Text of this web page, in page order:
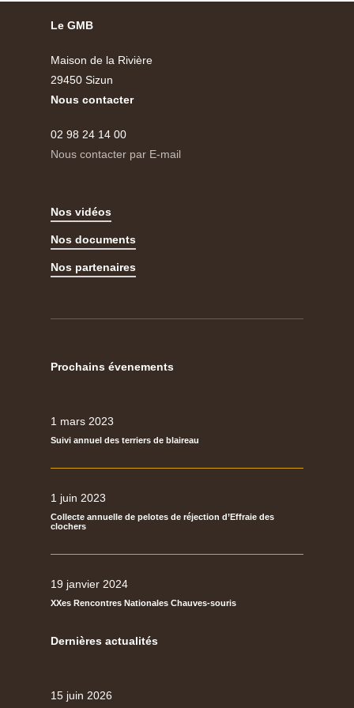
Le GMB
Maison de la Rivière
29450 Sizun
Nous contacter
02 98 24 14 00
Nous contacter par E-mail
Nos vidéos
Nos documents
Nos partenaires
Prochains évenements
1 mars 2023
Suivi annuel des terriers de blaireau
1 juin 2023
Collecte annuelle de pelotes de réjection d’Effraie des
clochers
19 janvier 2024
XXes Rencontres Nationales Chauves-souris
Dernières actualités
15 juin 2026